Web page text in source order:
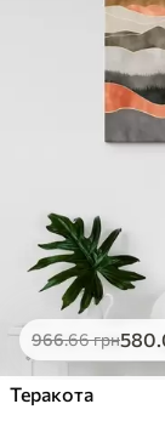
966.66грн580
Теракота